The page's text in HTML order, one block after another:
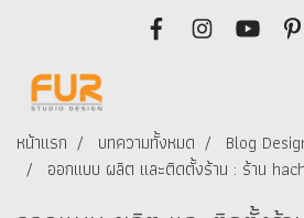
หน้าแรก บทความทั้งหมด Blog
ออกแบบ ผลิต และติดตั้งร้าน : ร้าน